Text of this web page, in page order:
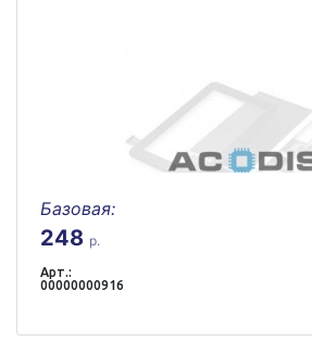
Базовая:
248 р.
Арт.:
00000000916